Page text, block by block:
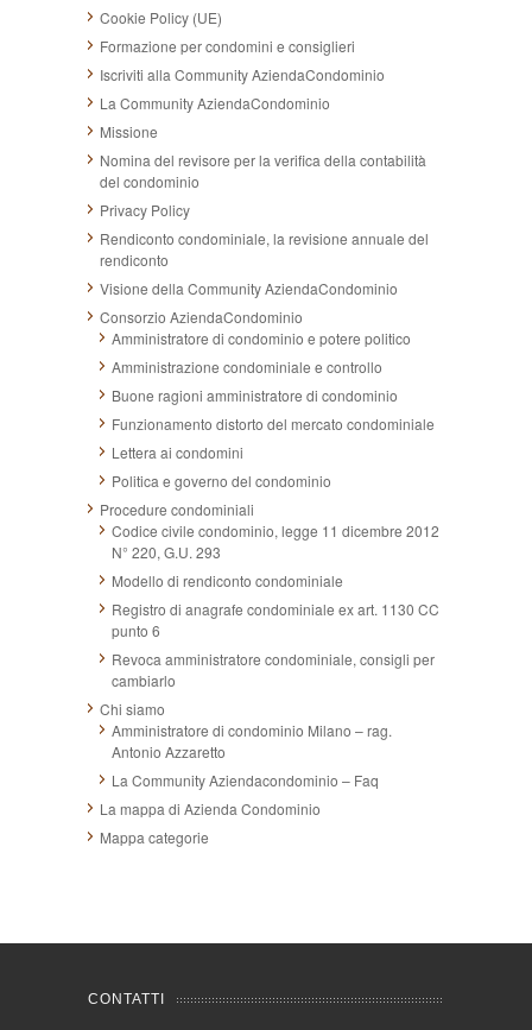
Cookie Policy (UE)
Formazione per condomini e consiglieri
Iscriviti alla Community AziendaCondominio
La Community AziendaCondominio
Missione
Nomina del revisore per la verifica della contabilità
del condominio
Privacy Policy
Rendiconto condominiale, la revisione annuale del
rendiconto
Visione della Community AziendaCondominio
Consorzio AziendaCondominio
Amministratore di condominio e potere politico
Amministrazione condominiale e controllo
Buone ragioni amministratore di condominio
Funzionamento distorto del mercato condominiale
Lettera ai condomini
Politica e governo del condominio
Procedure condominiali
Codice civile condominio, legge 11 dicembre 2012
N° 220, G.U. 293
Modello di rendiconto condominiale
Registro di anagrafe condominiale ex art. 1130 CC
punto 6
Revoca amministratore condominiale, consigli per
cambiarlo
Chi siamo
Amministratore di condominio Milano – rag.
Antonio Azzaretto
La Community Aziendacondominio – Faq
La mappa di Azienda Condominio
Mappa categorie
CONTATTI